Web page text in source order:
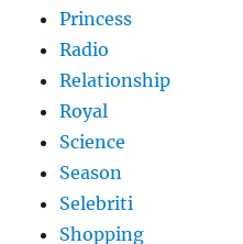
Princess
Radio
Relationship
Royal
Science
Season
Selebriti
Shopping